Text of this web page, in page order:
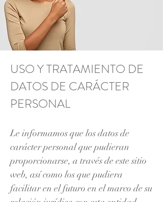
USO Y TRATAMIENTO DE
DATOS DE CARÁCTER
PERSONAL
Le informamos que los datos de
carácter personal que pudieran
proporcionarse, a través de este sitio
web, así como los que pudiera
facilitar en el futuro en el marco de su